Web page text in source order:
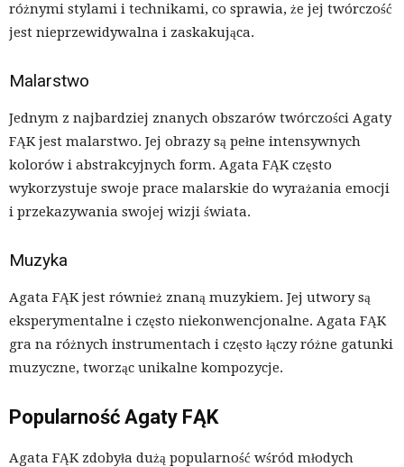
różnymi stylami i technikami, co sprawia, że jej twórczość
jest nieprzewidywalna i zaskakująca.
Malarstwo
Jednym z najbardziej znanych obszarów twórczości Agaty
FĄK jest malarstwo. Jej obrazy są pełne intensywnych
kolorów i abstrakcyjnych form. Agata FĄK często
wykorzystuje swoje prace malarskie do wyrażania emocji
i przekazywania swojej wizji świata.
Muzyka
Agata FĄK jest również znaną muzykiem. Jej utwory są
eksperymentalne i często niekonwencjonalne. Agata FĄK
gra na różnych instrumentach i często łączy różne gatunki
muzyczne, tworząc unikalne kompozycje.
Popularność Agaty FĄK
Agata FĄK zdobyła dużą popularność wśród młodych